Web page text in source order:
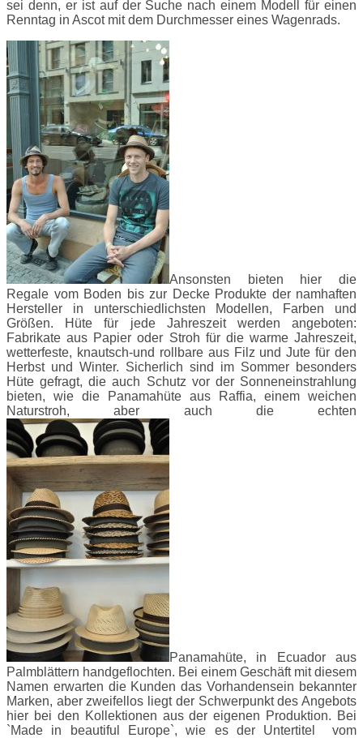
sei denn, er ist auf der Suche nach einem Modell für einen
Renntag in Ascot mit dem Durchmesser eines Wagenrads.
Ansonsten bieten hier die
Regale vom Boden bis zur Decke Produkte der namhaften
Hersteller in unterschiedlichsten Modellen, Farben und
Größen. Hüte für jede Jahreszeit werden angeboten:
Fabrikate aus Papier oder Stroh für die warme Jahreszeit,
wetterfeste, knautsch-und rollbare aus Filz und Jute für den
Herbst und Winter. Sicherlich sind im Sommer besonders
Hüte gefragt, die auch Schutz vor der Sonneneinstrahlung
bieten, wie die Panamahüte aus Raffia, einem weichen
Naturstroh, aber auch die echten
Panamahüte, in Ecuador aus
Palmblättern handgeflochten. Bei einem Geschäft mit diesem
Namen erwarten die Kunden das Vorhandensein bekannter
Marken, aber zweifellos liegt der Schwerpunkt des Angebots
hier bei den Kollektionen aus der eigenen Produktion. Bei
`Made in beautiful Europe`, wie es der Untertitel vom